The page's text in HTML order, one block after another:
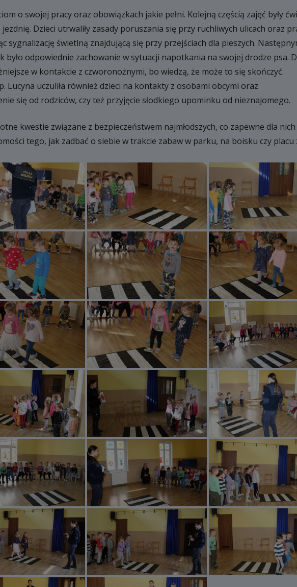
o swojej pracy oraz obowiązkach jakie pełni. Kolejną częścią zajęć były
Dzieci utrwaliły zasady poruszania się przy ruchliwych ulicach oraz
sygnalizację świetlną znajdującą się przy przejściach dla pieszych.
odpowiednie zachowanie w sytuacji napotkania na swojej drodze psa.
w kontakcie z czworonożnymi, bo wiedzą, że może to się skończyć
Lucyna uczuliła również dzieci na kontakty z osobami obcymi oraz
się od rodziców, czy też przyjęcie słodkiego upominku od nieznajomego.
kwestie związane z bezpieczeństwem najmłodszych, co zapewne dla nich
tego, jak zadbać o siebie w trakcie zabaw w parku, na boisku czy placu